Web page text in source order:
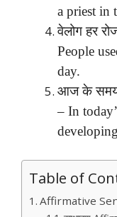
a priest in
वेलोग हर
People
day.
आज के समय
– In
Table of
Affirmative